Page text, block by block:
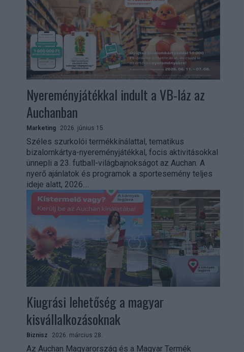
Nyereményjátékkal indult a VB-láz az
Auchanban
Marketing 2026. június 15.
Széles szurkolói termékkínálattal, tematikus
bizalomkártya-nyereményjátékkal, focis aktivitásokkal
ünnepli a 23. futball-világbajnokságot az Auchan. A
nyerő ajánlatok és programok a sportesemény teljes
ideje alatt, 2026....
Kiugrási lehetőség a magyar
kisvállalkozásoknak
Biznisz 2026. március 28.
Az Auchan Magyarország és a Magyar Termék